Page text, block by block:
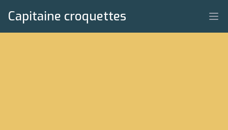
Capitaine croquettes